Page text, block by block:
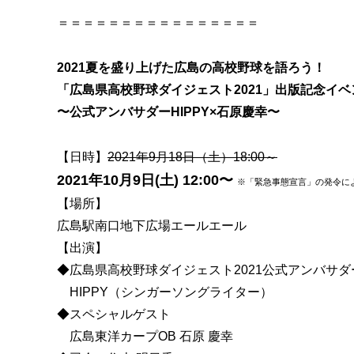
＝＝＝＝＝＝＝＝＝＝＝＝＝＝＝＝
2021夏を盛り上げた広島の高校野球を語ろう！
「広島県高校野球ダイジェスト2021」出版記念イベ
〜公式アンバサダーHIPPY×石原慶幸〜
【日時】 2021年9月18日（土）18:00～
2021年10月9日(土) 12:00〜 ※「緊急事態宣言」の発令に
【場所】
広島駅南口地下広場エールエール
【出演】
◆広島県高校野球ダイジェスト2021公式アンバサダ
HIPPY（シンガーソングライター）
◆スペシャルゲスト
広島東洋カープOB 石原 慶幸